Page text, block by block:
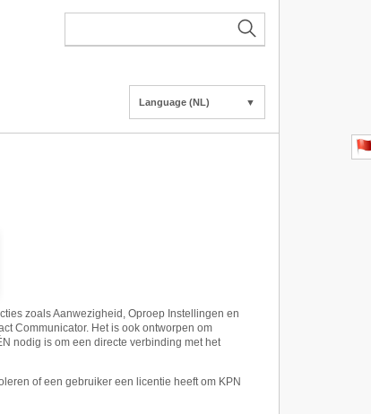
Language (NL) ▼
zoals Aanwezigheid, Oproep Instellingen en
Communicator. Het is ook ontworpen om
nodig is om een ​​directe verbinding met het
of een gebruiker een licentie heeft om KPN